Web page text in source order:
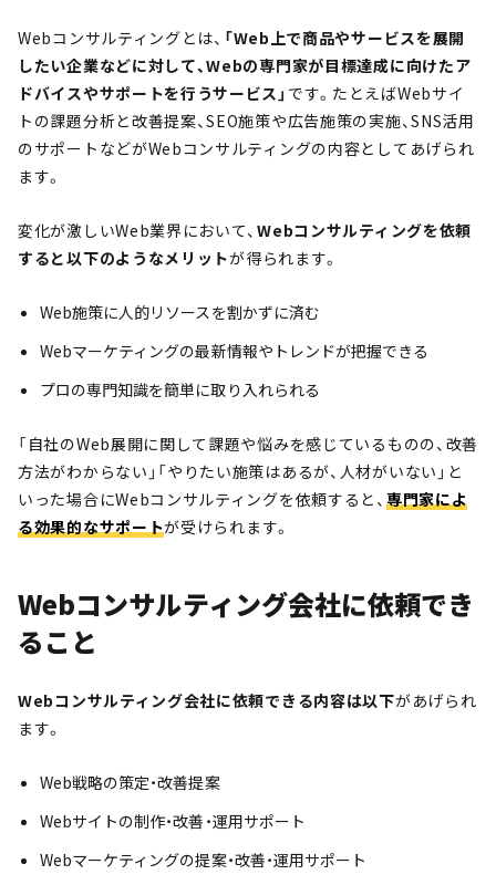
Webコンサルティングとは、 「Web上で商品やサービスを展開
したい企業などに対して、Webの専門家が目標達成に向けたア
ドバイスやサポートを行うサービス」 です。たとえばWebサイ
トの課題分析と改善提案、SEO施策や広告施策の実施、SNS活用
のサポートなどがWebコンサルティングの内容としてあげられ
ます。
変化が激しいWeb業界において、Webコンサルティングを依頼
すると以下のようなメリットが得られます。
Web施策に人的リソースを割かずに済む
Webマーケティングの最新情報やトレンドが把握できる
プロの専門知識を簡単に取り入れられる
「自社のWeb展開に関して課題や悩みを感じているものの、改善
方法がわからない」「やりたい施策はあるが、人材がいない」と
いった場合にWebコンサルティングを依頼すると、 専門家によ
る効果的なサポートが受けられます。
Webコンサルティング会社に依頼でき
ること
Webコンサルティング会社に依頼できる内容は以下があげられ
ます。
Web戦略の策定・改善提案
Webサイトの制作・改善・運用サポート
Webマーケティングの提案・改善・運用サポート